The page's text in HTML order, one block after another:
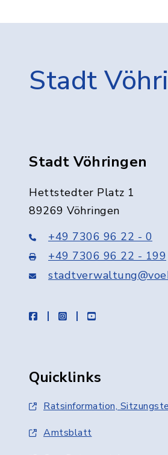
Stadt
Stadt Vöhringen
Hettstedter Platz 1
89269 Vöhringen
+49 7306 96 22 - 0
+49 7306 96 22 - 199
facebookinstagramyoutube
Quicklinks
Ratsinformation,
Amtsblatt